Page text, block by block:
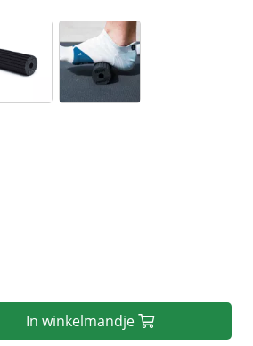
In winkelmandje